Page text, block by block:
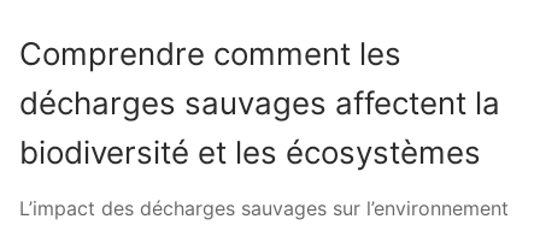
Comprendre comment les
décharges sauvages affectent la
biodiversité et les écosystèmes
L’impact des décharges sauvages sur l’environnement